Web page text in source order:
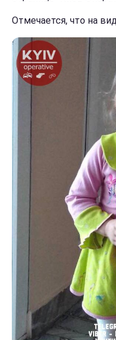
Отмечается, что на